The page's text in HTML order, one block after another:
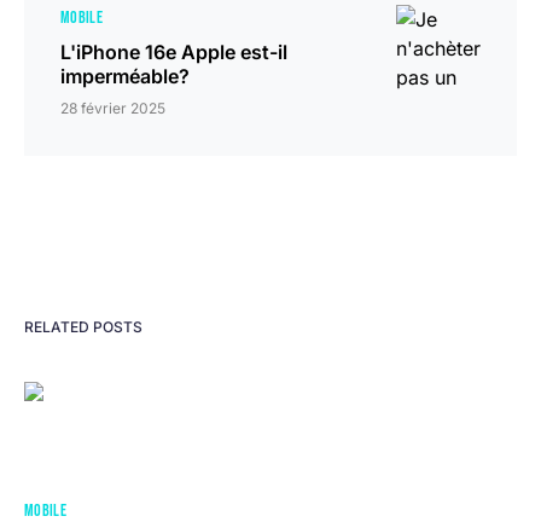
MOBILE
L'iPhone 16e Apple est-il
imperméable?
28 février 2025
RELATED POSTS
MOBILE